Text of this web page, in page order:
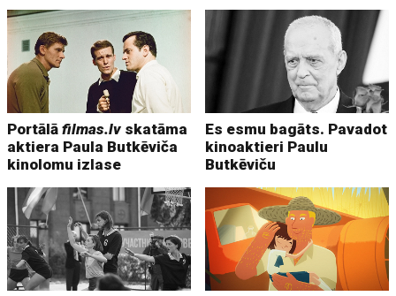
Portālāfilmas.lv skatāma
aktiera Paula Butkēviča
kinolomu izlase
Es esmu bagāts. Pavadot
kinoaktieri Paulu
Butkēviču